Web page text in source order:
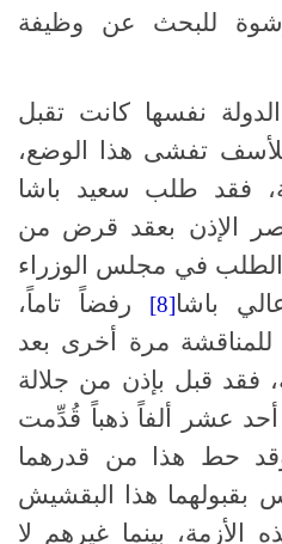
للبحث عن وظيفة
نفسها كانت تقبل
تفشى هذا الوضع،
فقد طلب سعيد باشا
والي مصر الإذن بعقد قرض من
الطلب في مجلس الوزراء
[8]
رفضاً تاماً،
مرة أخرى بعد
فقد قبل بإذن من جلالة
عشر ألفاً ذهباً قُدِّمت
حط هذا من قدرهما
بقبولهما هذا البقشيش
الأزمة، بينما غيرهم لا